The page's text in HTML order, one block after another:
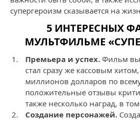
супергероизм сказывается на
5 ИНТЕРЕСНЫХ
МУЛЬТФИЛЬМЕ
Премьера и успех. Фильм
стал сразу же кассовым
миллионов долларов по
положительные отзывы
также несколько наград, в
Создание персонажей.